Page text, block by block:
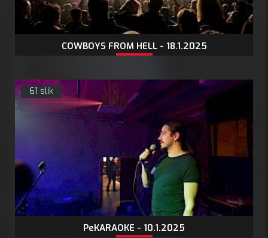
COWBOYS FROM HELL - 18.1.2025
61 slik
PeKARAOKE - 10.1.2025